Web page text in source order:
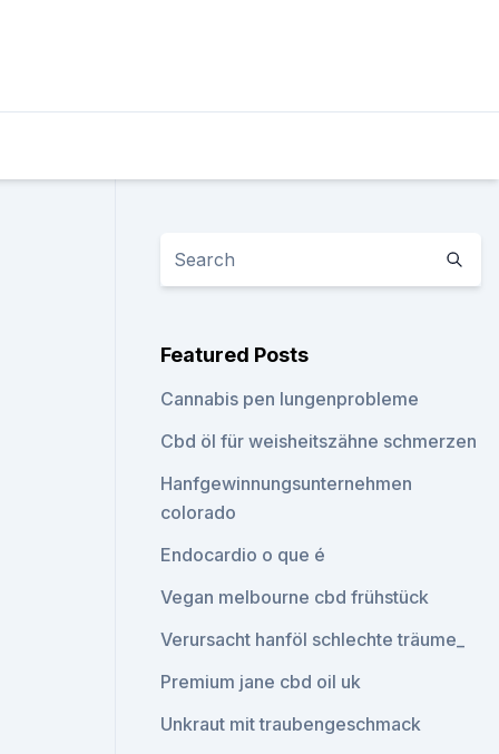
Featured Posts
Cannabis pen lungenprobleme
Cbd öl für weisheitszähne schmerzen
Hanfgewinnungsunternehmen
colorado
Endocardio o que é
Vegan melbourne cbd frühstück
Verursacht hanföl schlechte träume_
Premium jane cbd oil uk
Unkraut mit traubengeschmack